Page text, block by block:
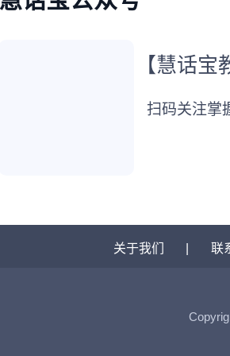
【慧话宝
扫码关注掌
关于我们 联